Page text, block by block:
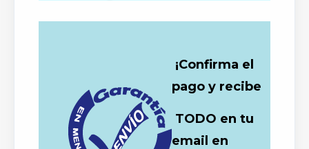
¡Confirma el
pago y recibe
TODO en tu
email en